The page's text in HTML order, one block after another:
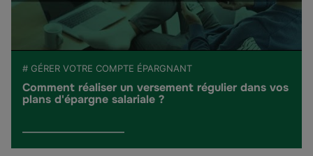
# GÉRER VOTRE COMPTE ÉPARGNANT
Comment réaliser un versement régulier dans vos
plans d'épargne salariale ?